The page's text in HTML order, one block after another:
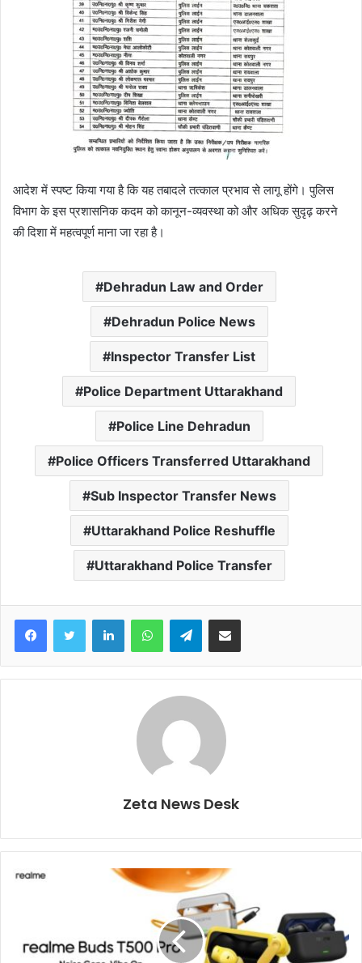
आदेश में स्पष्ट किया गया है कि यह तबादले तत्काल प्रभाव से लागू होंगे। पुलिस
विभाग के इस प्रशासनिक कदम को कानून-व्यवस्था को और अधिक सुदृढ़ करने
की दिशा में महत्वपूर्ण माना जा रहा है।
Dehradun Law and Order
Dehradun Police News
Inspector Transfer List
Police Department Uttarakhand
Police Line Dehradun
Police Officers Transferred Uttarakhand
Sub Inspector Transfer News
Uttarakhand Police Reshuffle
Uttarakhand Police Transfer
Telegram
Zeta News Desk